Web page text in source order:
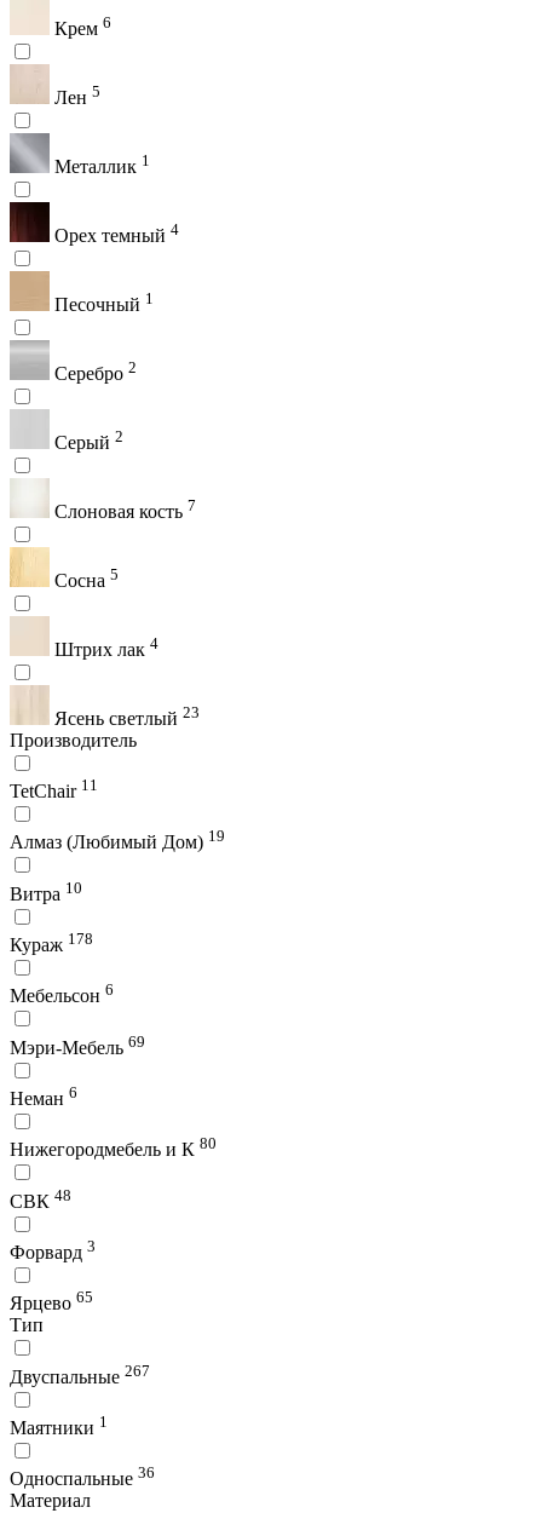
Крем 6
Лен 5
Металлик 1
Орех темный 4
Песочный 1
Серебро 2
Серый 2
Слоновая кость 7
Сосна 5
Штрих лак 4
Ясень светлый 23
Производитель
TetChair 11
Алмаз (Любимый Дом) 19
Витра 10
Кураж 178
Мебельсон 6
Мэри-Мебель 69
Неман 6
Нижегородмебель и К 80
СВК 48
Форвард 3
Ярцево 65
Тип
Двуспальные 267
Маятники 1
Односпальные 36
Материал